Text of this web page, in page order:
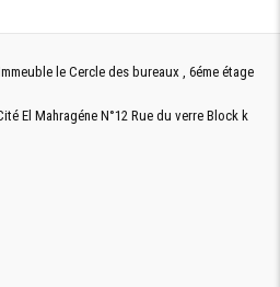
le Cercle des bureaux , 6éme étage
El Mahragéne N°12 Rue du verre Block k